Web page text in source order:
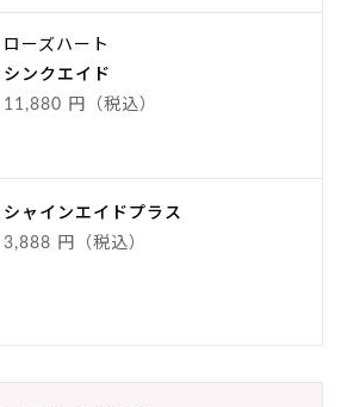
ローズハート
シンクエイド
11,880 円（税込）
シャインエイドプラス
3,888 円（税込）